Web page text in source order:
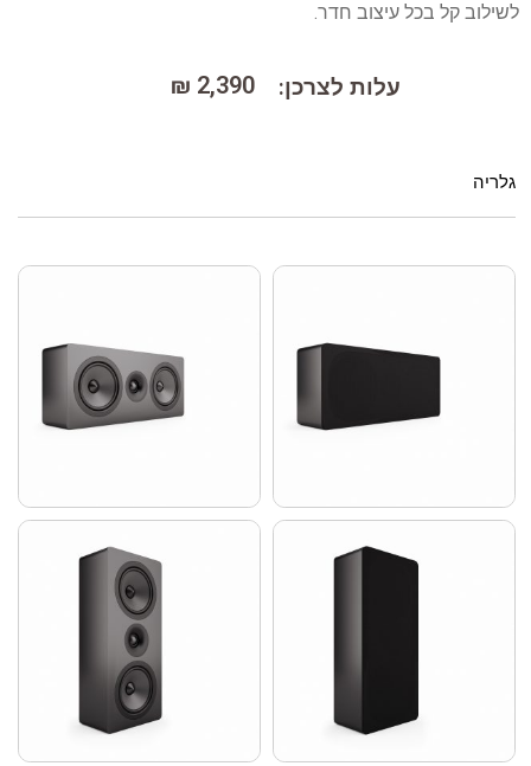
לשילוב קל בכל עיצוב חדר.
:עלות לצרכן ₪ 2,390
גלריה